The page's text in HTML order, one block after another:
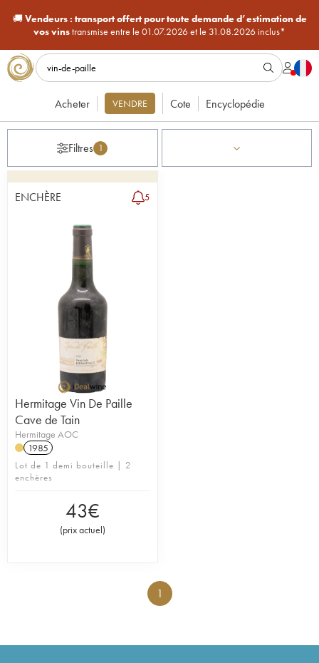
🚚Vendeurs : transport offert pour toute demande d’estimation de
vos vinstransmise entre le 01.07.2026 et le 31.08.2026 inclus*
Acheter VENDRE Cote Encyclopédie
Filtres 1
ENCHÈRE 5
Hermitage Vin De Paille
Cave de Tain
Hermitage AOC
1985
Lot de 1 demi bouteille | 2
enchères
43€
(prix actuel)
1